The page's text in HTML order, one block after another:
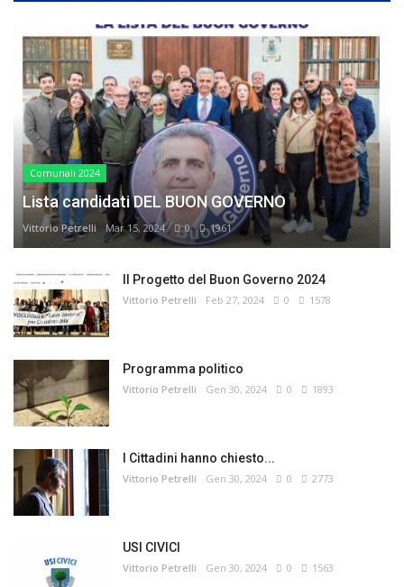
Comunali 2024
Lista candidati DEL BUON GOVERNO
Vittorio Petrelli Mar 15, 2024 0 1961
Il Progetto del Buon Governo 2024
Vittorio Petrelli Feb 27, 2024 0 1578
Programma politico
Vittorio Petrelli Gen 30, 2024 0 1893
I Cittadini hanno chiesto...
Vittorio Petrelli Gen 30, 2024 0 2773
USI CIVICI
Vittorio Petrelli Gen 30, 2024 0 1563